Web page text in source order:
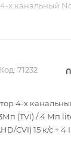
4-х канальный
Код: 71232
4-х
(TVI) / 4 Мп
CVI) 15 к/с + 4